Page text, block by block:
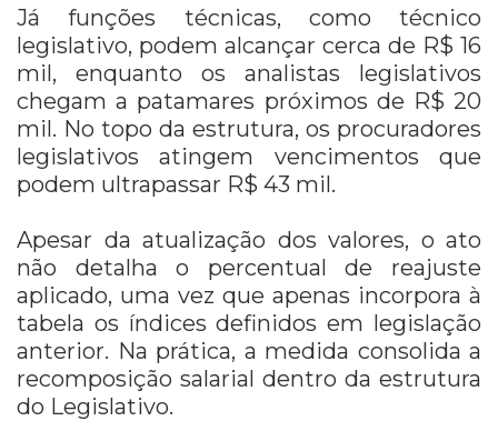
Já funções técnicas, como técnico
legislativo, podem alcançar cerca de R$ 16
mil, enquanto os analistas legislativos
chegam a patamares próximos de R$ 20
mil. No topo da estrutura, os procuradores
legislativos atingem vencimentos que
podem ultrapassar R$ 43 mil.
Apesar da atualização dos valores, o ato
não detalha o percentual de reajuste
aplicado, uma vez que apenas incorpora à
tabela os índices definidos em legislação
anterior. Na prática, a medida consolida a
recomposição salarial dentro da estrutura
do Legislativo.